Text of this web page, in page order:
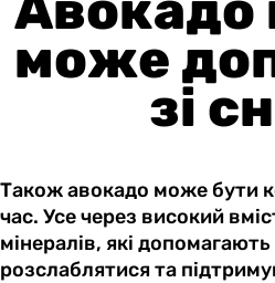
може
зі
Також авокадо може бути
час. Усе через високий
мінералів, які допомагають
розслаблятися та